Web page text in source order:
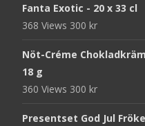
Fanta Exotic - 20 x 33 cl
368 Views 300 kr
Nöt-Créme
18 g
360 Views 300 kr
Presentset God Jul